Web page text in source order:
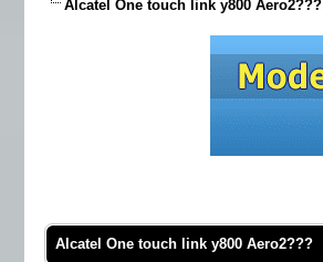
Alcatel One touch link y800 Aero2???
Alcatel One touch link y800 Aero2???